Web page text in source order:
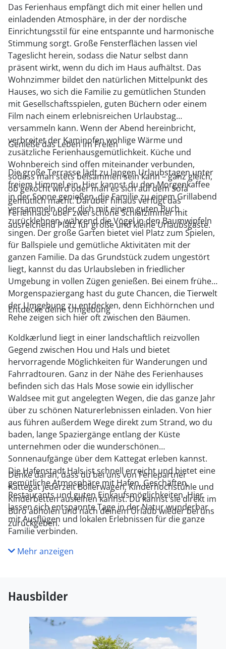
Das Ferienhaus empfängt dich mit einer hellen und
einladenden Atmosphäre, in der der nordische
Einrichtungsstil für eine entspannte und harmonische
Stimmung sorgt. Große Fensterflächen lassen viel
Tageslicht herein, sodass die Natur selbst dann
präsent wirkt, wenn du dich im Haus aufhältst. Das
Wohnzimmer bildet den natürlichen Mittelpunkt des
Hauses, wo sich die Familie zu gemütlichen Stunden
mit Gesellschaftsspielen, guten Büchern oder einem
Film nach einem erlebnisreichen Urlaubstag
versammeln kann. Wenn der Abend hereinbricht,
verbreitet der Kaminofen wohlige Wärme und
zusätzliche Ferienhausgemütlichkeit. Küche und
Wohnbereich sind offen miteinander verbunden,
sodass man stets beisammen sein kann – ganz gleich,
ob gekocht wird oder man es sich auf dem Sofa
gemütlich macht. Darüber hinaus verfügt das
Ferienhaus über zwei schöne Schlafzimmer mit
ausreichend Platz für große und kleine Urlaubsgäste.
Genieße das Leben im Freien
Die große Terrasse lädt zu langen Urlaubstagen unter
freiem Himmel ein. Hier kannst du den Morgenkaffee
in der Sonne genießen, die Familie zu einem Grillabend
versammeln oder dich mit einem guten Buch
zurücklehnen, während die Vögel in den Baumwipfeln
singen. Der große Garten bietet viel Platz zum Spielen,
für Ballspiele und gemütliche Aktivitäten mit der
ganzen Familie. Da das Grundstück zudem ungestört
liegt, kannst du das Urlaubsleben in friedlicher
Umgebung in vollen Zügen genießen. Bei einem frühen
Morgenspaziergang hast du gute Chancen, die Tierwelt
der Umgebung zu entdecken, denn Eichhörnchen und
Rehe zeigen sich hier oft zwischen den Bäumen.
Entdecke deine Umgebung
Koldkærlund liegt in einer landschaftlich reizvollen
Gegend zwischen Hou und Hals und bietet
hervorragende Möglichkeiten für Wanderungen und
Fahrradtouren. Ganz in der Nähe des Ferienhauses
befinden sich das Hals Mose sowie ein idyllischer
Waldsee mit gut angelegten Wegen, die das ganze Jahr
über zu schönen Naturerlebnissen einladen. Von hier
aus führen außerdem Wege direkt zum Strand, wo du
baden, lange Spaziergänge entlang der Küste
unternehmen oder die wunderschönen
Sonnenaufgänge über dem Kattegat erleben kannst.
Die Hafenstadt Hals ist schnell erreicht und bietet eine
gemütliche Atmosphäre mit Hafen, Geschäften,
Restaurants und guten Einkaufsmöglichkeiten. Hier
lassen sich entspannte Tage in der Natur wunderbar
mit Ausflügen und lokalen Erlebnissen für die ganze
Familie verbinden.
Denke daran, dass du bei uns von Feriepartner
Kattegat jederzeit Bollerwagen, Kinderhochstühle und
Kinderbetten ausleihen kannst. Du kannst sie direkt im
Büro abholen und nach deinem Urlaub wieder bei uns
zurückgeben.
Mehr anzeigen
Hausbilder